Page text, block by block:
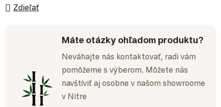
Zdieľať
Máte otázky ohľadom produktu?
Neváhajte nás kontaktovať, radi vám
pomôžeme s výberom. Môžete nás
navštíviť aj osobne v našom showroome
v Nitre